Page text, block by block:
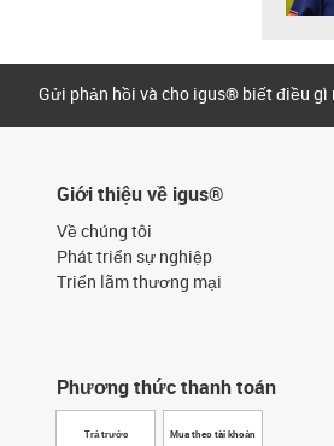
Gửi phản hồi và cho igus® biết điều gì
Giới thiệu về igus®
Về chúng tôi
Phát triển sự nghiệp
Triển lãm thương mại
Phương thức thanh toán
Trả trước Mua theo tài khoản